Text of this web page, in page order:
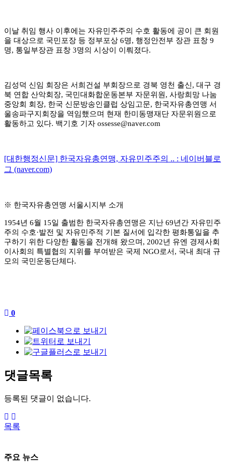
이날 취임 행사 이후에는 자유민주주의 수호 활동에 공이 큰 회원
을 대상으로 국민포장 등 정부포상 6명, 행정안전부 장관 표창 9
명, 통일부장관 표창 3명의 시상이 이뤄졌다.
김성덕 신임 회장은 서희건설 부회장으로 경북 영천 출신, 대구 경
북 연합 산악회장, 국민대화합운동본부 자문위원, 사랑희망 나눔
중앙회 회장, 한국 신문방송인클럽 상임고문, 한국자유총연맹 서
울송파구지회장을 역임했으며 현재 한미동맹재단 자문위원으로
활동하고 있다. 백기호 기자 ossesse@naver.com
[대한행정신문] 한국자유총연맹, 자유민주주의 .. : 네이버블로
그 (naver.com)
※ 한국자유총연맹 서울시지부 소개
1954년 6월 15일 출범한 한국자유총연맹은 지난 69년간 자유민주
주의 수호·발전 및 자유민주적 기본 질서에 입각한 평화통일을 추
구하기 위한 다양한 활동을 전개해 왔으며, 2002년 유엔 경제사회
이사회의 특별협의 지위를 부여받은 국제 NGO로서, 국내 최대 규
모의 국민운동단체다.
0
댓글목록
등록된 댓글이 없습니다.
목록
주요 뉴스